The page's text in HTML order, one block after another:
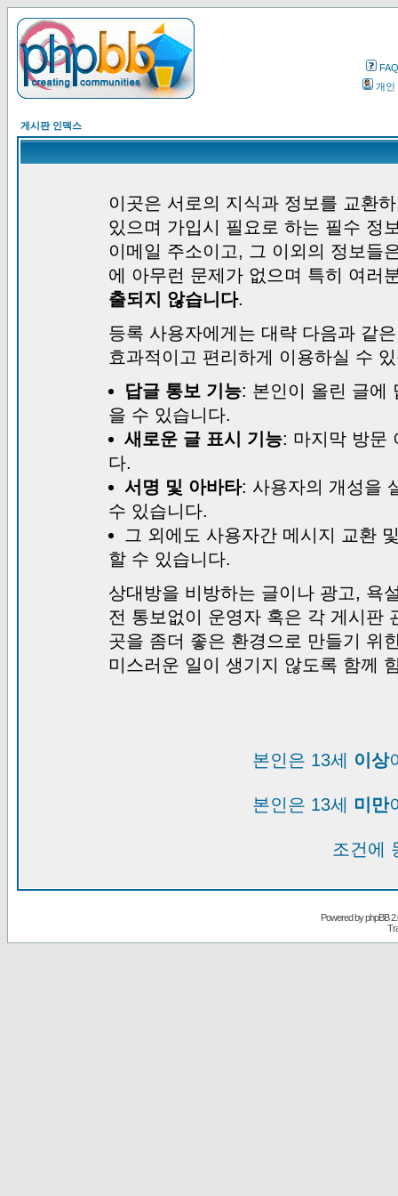
FAQ
개인
게시판 인덱스
이곳은 서로의 지식과 정보를 교환
있으며 가입시 필요로 하는 필수 정
이메일 주소이고, 그 이외의 정보들
에 아무런 문제가 없으며 특히 여러
출되지 않습니다.
등록 사용자에게는 대략 다음과 같
효과적이고 편리하게 이용하실 수
답글 통보 기능: 본인이 올린 글에
을 수 있습니다.
새로운 글 표시 기능: 마지막 방문
다.
서명 및 아바타: 사용자의 개성을
수 있습니다.
그 외에도 사용자간 메시지 교환
할 수 있습니다.
상대방을 비방하는 글이나 광고, 욕
전 통보없이 운영자 혹은 각 게시판
곳을 좀더 좋은 환경으로 만들기 위
미스러운 일이 생기지 않도록 함께
본인은 13세 이상
본인은 13세 미만
조건에
Powered byphpBB